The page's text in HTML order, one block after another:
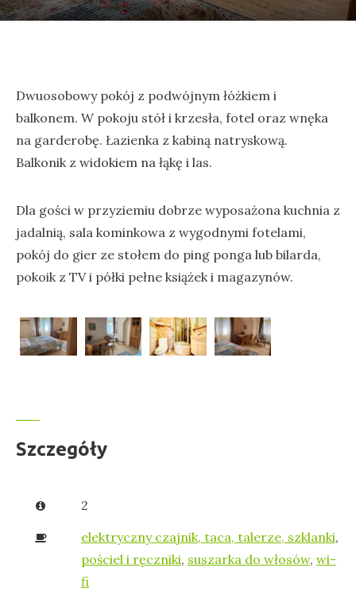
Dwuosobowy pokój z podwójnym łóżkiem i
balkonem. W pokoju stół i krzesła, fotel oraz wnęka
na garderobę. Łazienka z kabiną natryskową.
Balkonik z widokiem na łąkę i las.
Dla gości w przyziemiu dobrze wyposażona kuchnia z
jadalnią, sala kominkowa z wygodnymi fotelami,
pokój do gier ze stołem do ping ponga lub bilarda,
pokoik z TV i półki pełne książek i magazynów.
Szczegóły
2
elektryczny czajnik, taca, talerze, szklanki,
pościel i ręczniki, suszarka do włosów, wi-
fi